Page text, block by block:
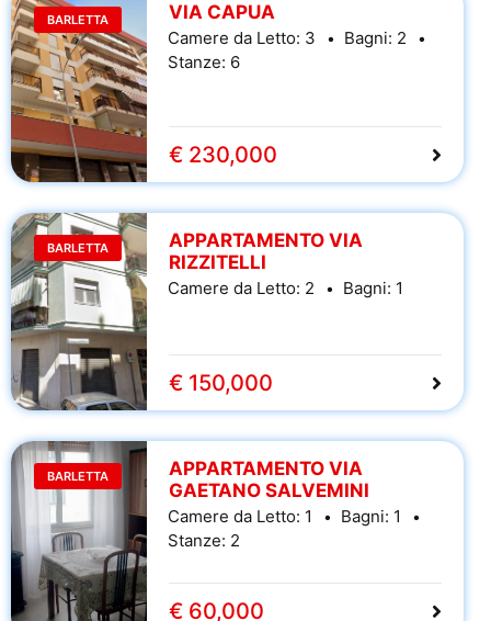
BARLETTA VIA CAPUA
Camere da Letto: 3 Bagni: 2
Stanze: 6
€ 230,000
BARLETTA
APPARTAMENTO VIA
RIZZITELLI
Camere da Letto: 2 Bagni: 1
€ 150,000
BARLETTA
APPARTAMENTO VIA
GAETANO SALVEMINI
Camere da Letto: 1 Bagni: 1
Stanze: 2
€ 60,000